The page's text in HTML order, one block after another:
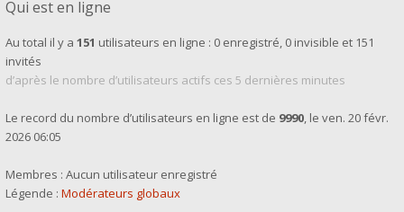
Qui est en ligne
Au total il y a 151 utilisateurs en ligne : 0 enregistré, 0 invisible et 151
invités
d’après le nombre d’utilisateurs actifs ces 5 dernières minutes
Le record du nombre d’utilisateurs en ligne est de 9990, le ven. 20 févr.
2026 06:05
Membres : Aucun utilisateur enregistré
Légende : Modérateurs globaux